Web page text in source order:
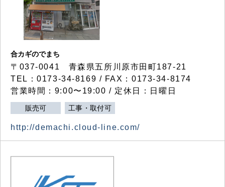
合カギのでまち
〒037-0041 青森県五所川原市田町187-21
TEL：0173-34-8169 / FAX：0173-34-8174
営業時間：9:00〜19:00 / 定休日：日曜日
販売可 工事・取付可
http://demachi.cloud-line.com/